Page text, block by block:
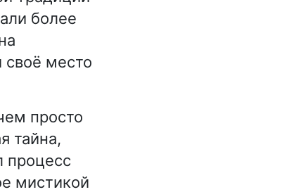
более
своё место
просто
тайна,
процесс
мистикой